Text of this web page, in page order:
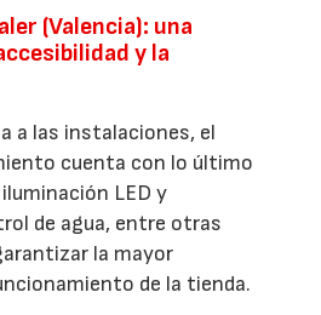
(Valencia): una
y la
a las instalaciones, el
cuenta con lo último
LED y
de agua, entre otras
la mayor
de la tienda.